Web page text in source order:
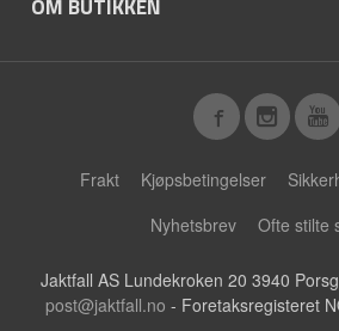
Frakt Kjøpsbetingelser
Nyhetsbrev
Ofte stilte
Jaktfall AS Lundekroken 20 3940
post@jaktfall.no - Foretaksregisteret